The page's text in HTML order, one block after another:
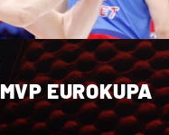
EUROKUPA